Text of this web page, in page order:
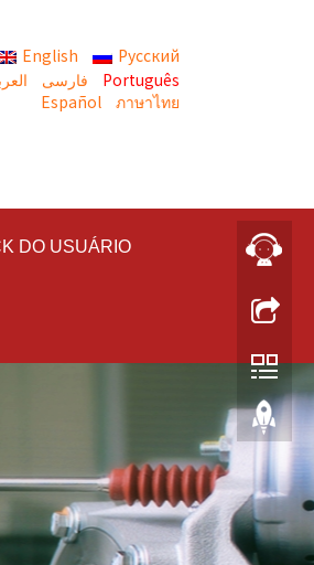
English
Русский
Português
Español
ภาษาไทย
DO USUÁRIO